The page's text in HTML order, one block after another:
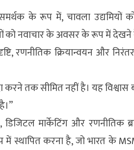
के रूप में, चावला उद्यमियों
को नवाचार के अवसर के रूप में देखने
रणनीतिक क्रियान्वयन और निरंतर
तक सीमित नहीं है। यह विश्वास
डिजिटल मार्केटिंग और रणनीतिक
स्थापित करना है, जो भारत के